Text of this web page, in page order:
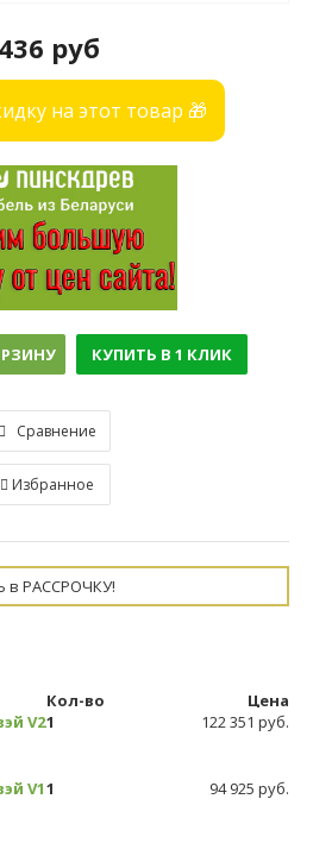
руб
на этот товар 🎁
КУПИТЬ В 1 КЛИК
Сравнение
Избранное
в РАССРОЧКУ!
Кол-во
Цена
V21 122 351 руб.
V11 94 925 руб.